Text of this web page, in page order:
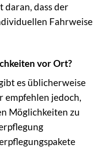
daran, dass der
Fahrweise
vor Ort?
es üblicherweise
empfehlen jedoch,
Möglichkeiten zu